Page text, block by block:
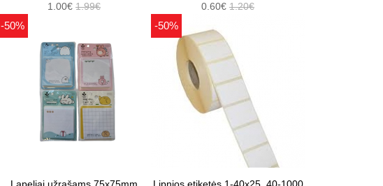
1.00€ 1.99€
0.60€ 1.20€
-50% -50%